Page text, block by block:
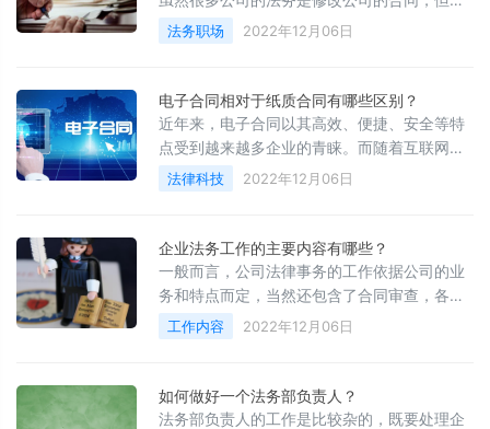
力。今天，就让我们揭开互联网大厂法务掌门
人的面纱，一窥时代风采！
实这并不能作为一个法务是否专业的判断标
准。那么今天我们就来聊聊，该如何衡量一个
法务职场 2022年12月06日
电子合同相对于纸质合同有哪些区别？
近年来，电子合同以其高效、便捷、安全等特
点受到越来越多企业的青睐。而随着互联网的
快速发展，越来越多领域对电子合同的使用也
变得日益频繁。然而，很多企业对于电子合同
解。
法律科技 2022年12月06日
企业法务工作的主要内容有哪些？
一般而言，公司法律事务的工作依据公司的业
务和特点而定，当然还包含了合同审查，各类
法律文书的制作，业务联络等。公司法务的工
作也需要不断地学习和积累，只有不断总结工
时，在法律实务中也会遇到一些问题，尤其是
当这些问题出现了不能很好解决的时候，法务
工作内容 2022年12月06日
如何做好一个法务部负责人？
法务部负责人的工作是比较杂的，既要处理企